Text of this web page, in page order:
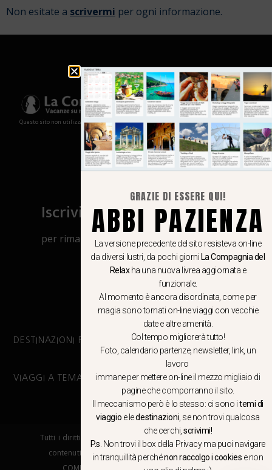
Non esitate a scrivermi per ogni informazione.
Questo sito non utilizza cookies e non memorizza in alcun modo le tue informazioni
Iscriviti al canale Whatsapp
per rimanere aggiornato su viaggi, eventi
e notizie!
CLICCA QUI
DESTINAZIONI PRINCIPALI
VIAGGI A TEMA
Tutti i diritti riservati. E’ vietata la copia e la riproduzione dei
contenuti in qualsiasi modo o forma. – COPYRIGHT ©LA
COMPAGNIA DEL RELAX – Made in Springfield srl
GRAZIE DI ESSERE QUI!
ABBI PAZIENZA
La versione precedente del sito resisteva on-line
da diversi lustri, da pochi giorni La Compagnia del
Relaxha una nuova livrea aggiornata e
funzionale.
Al momento è ancora disordinata, come per
magia sono tornati on-line viaggi con vecchie
date e altre amenità.
Col tempo migliorerà tutto!
Foto, calendario partenze, newsletter, link, un
lavoro
immane per mettere on-line il mezzo migliaio di
pagine che comporranno il sito.
Il meccanismo però è lo stesso: ci sono itemi di
viaggio e ledestinazioni , se non trovi qualcosa
che cerchi,scrivimi!
P.s . Non trovi il box della Privacy ma puoi navigare
in tranquillità perchénon raccolgo i cookies e non